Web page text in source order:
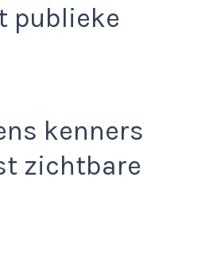
publieke
kenners
zichtbare